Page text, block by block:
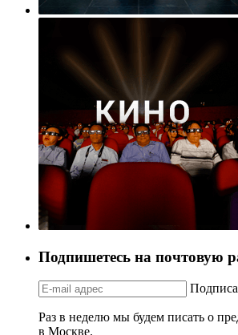
Подпишетесь на почтовую
Раз в неделю мы будем писать о
в Москве.